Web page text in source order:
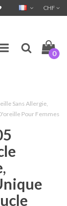
CHF
0
Sans Allergie,
Pour Femmes